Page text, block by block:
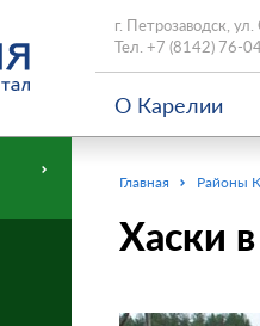
г. Петрозаводск,
Тел. +7 (8142) 76-
О Карелии
Главная Районы
Хаски